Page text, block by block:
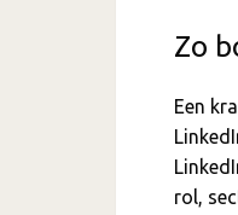
Zo
Een
rol,